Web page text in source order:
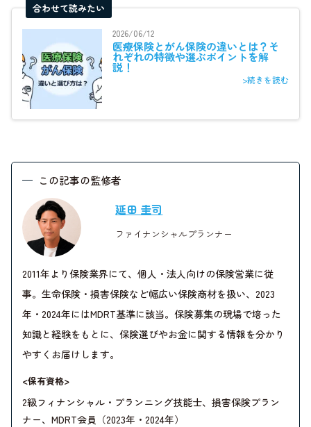
合わせて読みたい
2026/06/12
医療保険とがん保険の違いとは？そ
れぞれの特徴や選ぶポイントを解
説！
>続きを読む
この記事の監修者
延田 圭司
ファイナンシャルプランナー
2011年より保険業界にて、個人・法人向けの保険営業に従
事。生命保険・損害保険など幅広い保険商材を扱い、2023
年・2024年にはMDRT基準に該当。保険募集の現場で培った
知識と経験をもとに、保険選びやお金に関する情報を分かり
やすくお届けします。
<保有資格>
2級フィナンシャル・プランニング技能士、損害保険プラン
ナー、MDRT会員（2023年・2024年）